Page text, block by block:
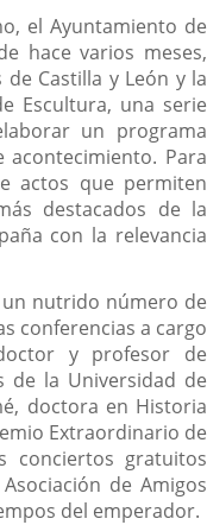
el Ayuntamiento de
hace varios meses,
Castilla y León y la
Escultura, una serie
un programa
Para
actos que permiten
destacados de la
con la relevancia
nutrido número de
conferencias a cargo
y profesor de
de la Universidad de
doctora en Historia
Extraordinario de
conciertos gratuitos
de Amigos
del emperador.